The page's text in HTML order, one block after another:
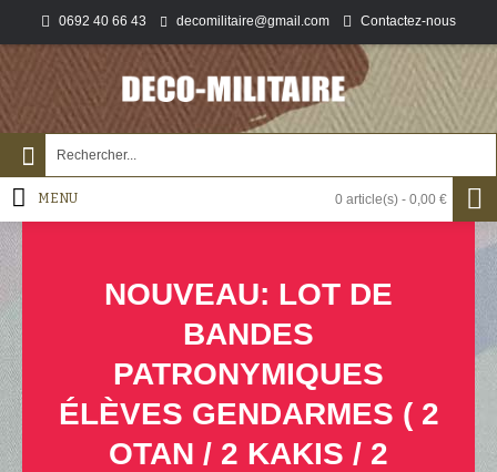
0692 40 66 43 decomilitaire@gmail.com Contactez-nous
0 article(s) - 0,00 €
MENU
NOUVEAU: LOT DE
BANDES
PATRONYMIQUES
ÉLÈVES GENDARMES ( 2
OTAN / 2 KAKIS / 2